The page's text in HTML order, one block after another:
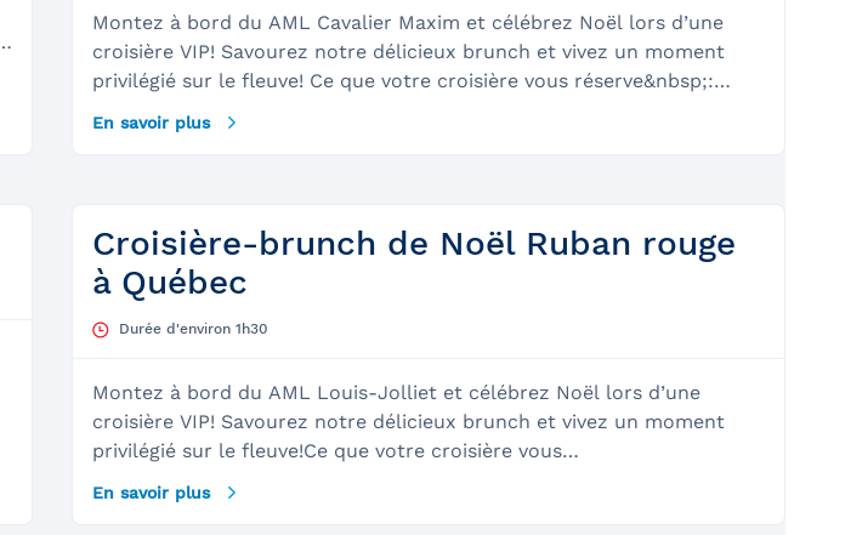
Montez à bord du AML Cavalier Maxim et célébrez Noël lors d’une
croisière VIP! Savourez notre délicieux brunch et vivez un moment
privilégié sur le fleuve! Ce que votre croisière vous réserve&nbsp;:
Entrée prioritaire à bord et verre de mimosa à l’arrivée Délicieux
brunch aux choix variés servi par notre équipage Animation musicale
En savoir plus
Croisière-brunch de Noël Ruban rouge
à Québec
Durée d'environ 1h30
Montez à bord du AML Louis-Jolliet et célébrez Noël lors d’une
croisière VIP! Savourez notre délicieux brunch et vivez un moment
privilégié sur le fleuve!Ce que votre croisière vous
réserve&nbsp;:Entrée prioritaire à bord et verre de mimosa à
l’arrivéeDélicieux brunch aux choix variés servi par notre
En savoir plus